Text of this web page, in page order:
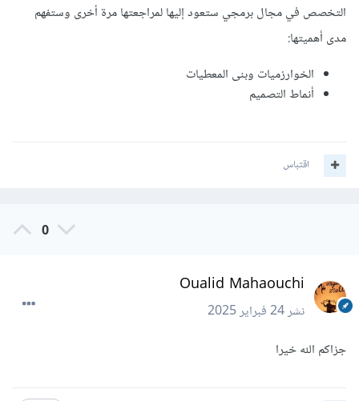
التخصص في مجال برمجي ستعود إليها لمراجعتها مرة أخرى وستفهم
مدى أهميتها:
الخوارزميات وبنى المعطيات
أنماط التصميم
اقتباس
0
Oualid Mahaouchi
نشر24 فبراير 2025
جزاكم الله خيرا